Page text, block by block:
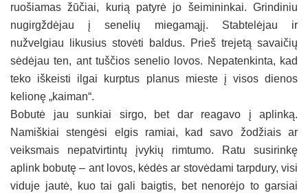
ruošiamas žūčiai, kurią patyrė jo šeimininkai. Grindiniu
nugirgždėjau į senelių miegamąjį. Stabtelėjau ir
nužvelgiau likusius stovėti baldus. Prieš trejetą savaičių
sėdėjau ten, ant tuščios senelio lovos. Nepatenkinta, kad
teko iškeisti ilgai kurptus planus mieste į visos dienos
kelionę „kaiman“.
Bobutė jau sunkiai sirgo, bet dar reagavo į aplinką.
Namiškiai stengėsi elgis ramiai, kad savo žodžiais ar
veiksmais nepatvirtintų įvykių rimtumo. Ratu susirinkę
aplink bobutę – ant lovos, kėdės ar stovėdami tarpdury, visi
viduje jautė, kuo tai gali baigtis, bet nenorėjo to garsiai